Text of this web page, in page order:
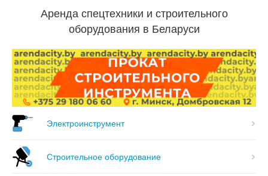
Аренда спецтехники и строительного
оборудования в Беларуси
Электроинструмент
Строительное оборудование